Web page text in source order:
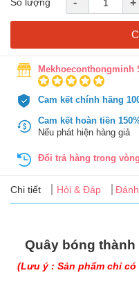
Dành
Đồ
dùng
trong
nhà
tức
FAQ
- +
Mekhoeconthongminh
Cam kết chính hãng
Cam kết hoàn tiền
Nếu phát hiện hàng giả
Đổi trả hàng trong
Chi tiết Hỏi & Đáp
Quây bóng
(Lưu ý : Sản phẩm chỉ